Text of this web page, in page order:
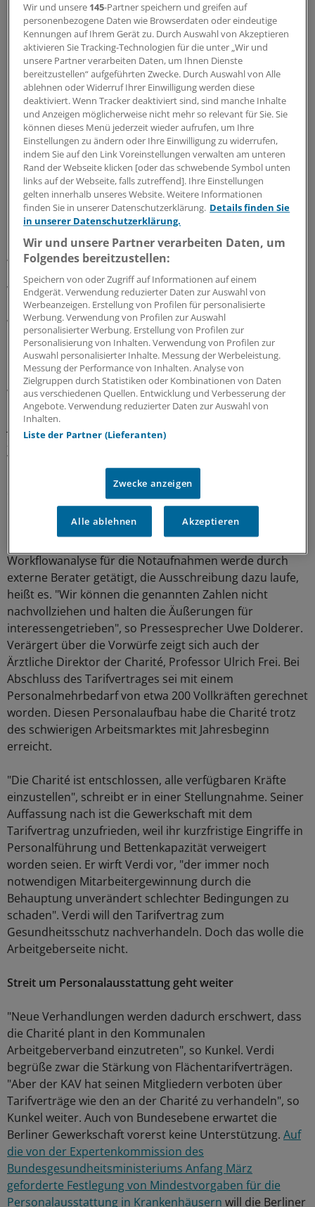
Den Angaben zufolge hat die Charité die Zahl der
Leiharbeitskräfte um zwei Drittel reduziert. Zur
Personalentwicklung in der Intensivpflege habe sie noch
keine Zahlen vorgelegt, obwohl sie dazu gemäß Vertrag
bereits im Oktober 2016 verpflichtet gewesen wäre.
Auch eine Workflow-Analyse für die Bereiche, in denen
keine Personaluntergrenzen vereinbart sind, steht laut
Verdi noch aus.
Vorwürfe der Gewerkschaft zurückgewiesen
Die Charité weist die Vorwürfe der Gewerkschaft zurück
und legt eigene Zahlen vor. Bestätigt wird, dass es im
vergangenen Jahr eine Vielzahl von
Überlastungsanzeigen gegeben habe. Die Zahl sei
jedoch seit Oktober (222 pro Monat) kontinuierlich auf
zuletzt 56 im Januar dieses Jahres gesunken. Bei 1717
Vollkräften im stationären Bereich wurde eine
Unterdeckung von 69 Stellen errechnet. Das bedeute
eine Abweichung von vier Prozent.
Nachtdienste seien zum Umzug reduziert worden,
Workflowanalyse für die Notaufnahmen werde durch
externe Berater getätigt, die Ausschreibung dazu laufe,
heißt es. "Wir können die genannten Zahlen nicht
nachvollziehen und halten die Äußerungen für
interessengetrieben", so Pressesprecher Uwe Dolderer.
Verärgert über die Vorwürfe zeigt sich auch der
Ärztliche Direktor der Charité, Professor Ulrich Frei. Bei
Abschluss des Tarifvertrages sei mit einem
Personalmehrbedarf von etwa 200 Vollkräften gerechnet
worden. Diesen Personalaufbau habe die Charité trotz
des schwierigen Arbeitsmarktes mit Jahresbeginn
erreicht.
"Die Charité ist entschlossen, alle verfügbaren Kräfte
einzustellen", schreibt er in einer Stellungnahme. Seiner
Auffassung nach ist die Gewerkschaft mit dem
Tarifvertrag unzufrieden, weil ihr kurzfristige Eingriffe in
Personalführung und Bettenkapazität verweigert
worden seien. Er wirft Verdi vor, "der immer noch
notwendigen Mitarbeitergewinnung durch die
Behauptung unverändert schlechter Bedingungen zu
schaden". Verdi will den Tarifvertrag zum
Gesundheitsschutz nachverhandeln. Doch das wolle die
Arbeitgeberseite nicht.
Streit um Personalausstattung geht weiter
"Neue Verhandlungen werden dadurch erschwert, dass
die Charité plant in den Kommunalen
Arbeitgeberverband einzutreten", so Kunkel. Verdi
begrüße zwar die Stärkung von Flächentarifverträgen.
"Aber der KAV hat seinen Mitgliedern verboten über
Tarifverträge wie den an der Charité zu verhandeln", so
Kunkel weiter. Auch von Bundesebene erwartet die
Berliner Gewerkschaft vorerst keine Unterstützung. Auf
die von der Expertenkommission des
Bundesgesundheitsministeriums Anfang März
geforderte Festlegung von Mindestvorgaben für die
Personalausstattung in Krankenhäusern will die Berliner
Wir und unsere 145-Partner speichern und greifen auf
personenbezogene Daten wie Browserdaten oder eindeutige
Kennungen auf Ihrem Gerät zu. Durch Auswahl von Akzeptieren
aktivieren Sie Tracking-Technologien für die unter „Wir und
unsere Partner verarbeiten Daten, um Ihnen Dienste
bereitzustellen“ aufgeführten Zwecke. Durch Auswahl von Alle
ablehnen oder Widerruf Ihrer Einwilligung werden diese
deaktiviert. Wenn Tracker deaktiviert sind, sind manche Inhalte
und Anzeigen möglicherweise nicht mehr so relevant für Sie. Sie
können dieses Menü jederzeit wieder aufrufen, um Ihre
Einstellungen zu ändern oder Ihre Einwilligung zu widerrufen,
indem Sie auf den Link Voreinstellungen verwalten am unteren
Rand der Webseite klicken [oder das schwebende Symbol unten
links auf der Webseite, falls zutreffend]. Ihre Einstellungen
gelten innerhalb unseres Website. Weitere Informationen
finden Sie in unserer Datenschutzerklärung. Details finden Sie
in unserer Datenschutzerklärung.
Wir und unsere Partner verarbeiten Daten, um
Folgendes bereitzustellen:
Speichern von oder Zugriff auf Informationen auf einem
Endgerät. Verwendung reduzierter Daten zur Auswahl von
Werbeanzeigen. Erstellung von Profilen für personalisierte
Werbung. Verwendung von Profilen zur Auswahl
personalisierter Werbung. Erstellung von Profilen zur
Personalisierung von Inhalten. Verwendung von Profilen zur
Auswahl personalisierter Inhalte. Messung der Werbeleistung.
Messung der Performance von Inhalten. Analyse von
Zielgruppen durch Statistiken oder Kombinationen von Daten
aus verschiedenen Quellen. Entwicklung und Verbesserung der
Angebote. Verwendung reduzierter Daten zur Auswahl von
Inhalten.
Liste der Partner (Lieferanten)
Zwecke anzeigen
Alle ablehnen Akzeptieren